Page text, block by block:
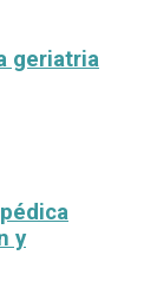
geriatria
y